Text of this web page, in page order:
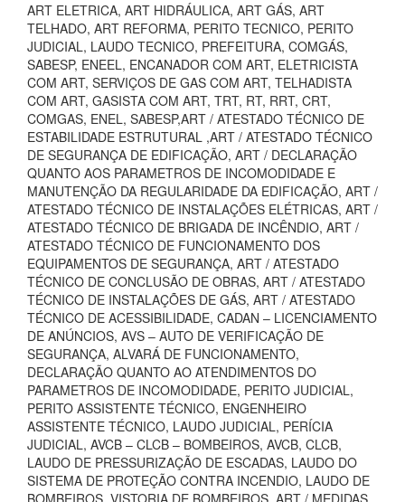
ART ELETRICA, ART HIDRÁULICA, ART GÁS, ART
TELHADO, ART REFORMA, PERITO TECNICO, PERITO
JUDICIAL, LAUDO TECNICO, PREFEITURA, COMGÁS,
SABESP, ENEEL, ENCANADOR COM ART, ELETRICISTA
COM ART, SERVIÇOS DE GAS COM ART, TELHADISTA
COM ART, GASISTA COM ART, TRT, RT, RRT, CRT,
COMGAS, ENEL, SABESP,ART / ATESTADO TÉCNICO DE
ESTABILIDADE ESTRUTURAL ,ART / ATESTADO TÉCNICO
DE SEGURANÇA DE EDIFICAÇÃO, ART / DECLARAÇÃO
QUANTO AOS PARAMETROS DE INCOMODIDADE E
MANUTENÇÃO DA REGULARIDADE DA EDIFICAÇÃO, ART /
ATESTADO TÉCNICO DE INSTALAÇÕES ELÉTRICAS, ART /
ATESTADO TÉCNICO DE BRIGADA DE INCÊNDIO, ART /
ATESTADO TÉCNICO DE FUNCIONAMENTO DOS
EQUIPAMENTOS DE SEGURANÇA, ART / ATESTADO
TÉCNICO DE CONCLUSÃO DE OBRAS, ART / ATESTADO
TÉCNICO DE INSTALAÇÕES DE GÁS, ART / ATESTADO
TÉCNICO DE ACESSIBILIDADE, CADAN – LICENCIAMENTO
DE ANÚNCIOS, AVS – AUTO DE VERIFICAÇÃO DE
SEGURANÇA, ALVARÁ DE FUNCIONAMENTO,
DECLARAÇÃO QUANTO AO ATENDIMENTOS DO
PARAMETROS DE INCOMODIDADE, PERITO JUDICIAL,
PERITO ASSISTENTE TÉCNICO, ENGENHEIRO
ASSISTENTE TÉCNICO, LAUDO JUDICIAL, PERÍCIA
JUDICIAL, AVCB – CLCB – BOMBEIROS, AVCB, CLCB,
LAUDO DE PRESSURIZAÇÃO DE ESCADAS, LAUDO DO
SISTEMA DE PROTEÇÃO CONTRA INCENDIO, LAUDO DE